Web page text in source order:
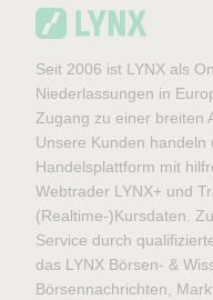
Seit 2006 ist LYNX als
Niederlassungen in
Zugang zu einer breiten
Unsere Kunden
Handelsplattform mit
Webtrader LYNX+ und
(Realtime-)Kursdaten.
Service durch
das LYNX Börsen- &
Börsennachrichten,